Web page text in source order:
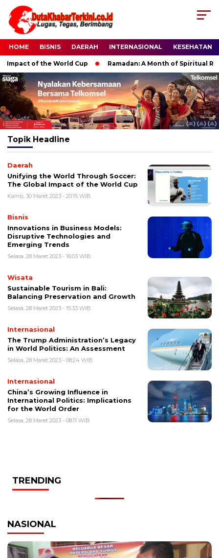
HOME BISNIS DAERAH INTERNASIONAL KESEHATAN
of the World Cup Ramadan: A Month of Spiritual
Topik Headline
Daerah
Unifying the World Through Soccer:
The Global Impact of the World Cup
Kamis, 30 Maret 2023 - 20:15 WIB
Bisnis
Innovations in Business Models:
Disruptive Technologies and
Emerging Trends
Selasa, 28 Maret 2023 - 16:03 WIB
Wisata
Sustainable Tourism in Bali:
Balancing Preservation and Growth
Selasa, 28 Maret 2023 - 15:33 WIB
Internasional
The Trump Administration’s Legacy
in World Politics: An Assessment
Selasa, 28 Maret 2023 - 08:24 WIB
Internasional
China’s Growing Influence in
International Politics: Implications
for the World Order
Selasa, 28 Maret 2023 - 08:11 WIB
TRENDING
NASIONAL